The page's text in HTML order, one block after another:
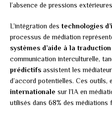
l’absence de pressions
L’intégration des technologies
processus de médiation
systèmes d’aide à la traduction
communication interculturelle,
prédictifs assistent les
d’accord potentielles. Ces outils,
internationale sur l’IA en
utilisés dans 68% des médiations